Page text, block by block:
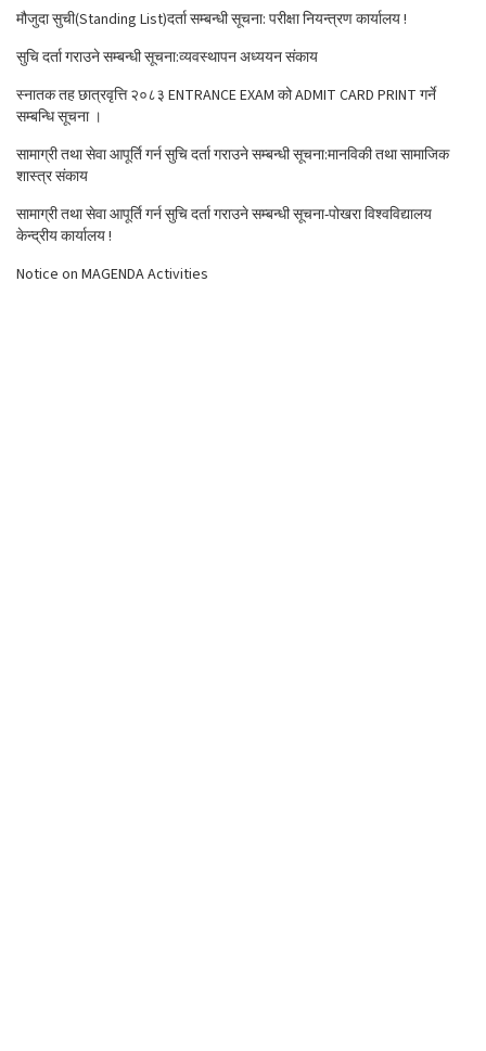
मौजुदा सुची(Standing List)दर्ता सम्बन्धी सूचना: परीक्षा नियन्त्रण कार्यालय !
सुचि दर्ता गराउने सम्बन्धी सूचना:व्यवस्थापन अध्ययन संकाय
स्नातक तह छात्रवृत्ति २०८३ ENTRANCE EXAM को ADMIT CARD PRINT गर्ने
सम्बन्धि सूचना ।
सामाग्री तथा सेवा आपूर्ति गर्न सुचि दर्ता गराउने सम्बन्धी सूचना:मानविकी तथा सामाजिक
शास्त्र संकाय
सामाग्री तथा सेवा आपूर्ति गर्न सुचि दर्ता गराउने सम्बन्धी सूचना-पोखरा विश्वविद्यालय
केन्द्रीय कार्यालय !
Notice on MAGENDA Activities